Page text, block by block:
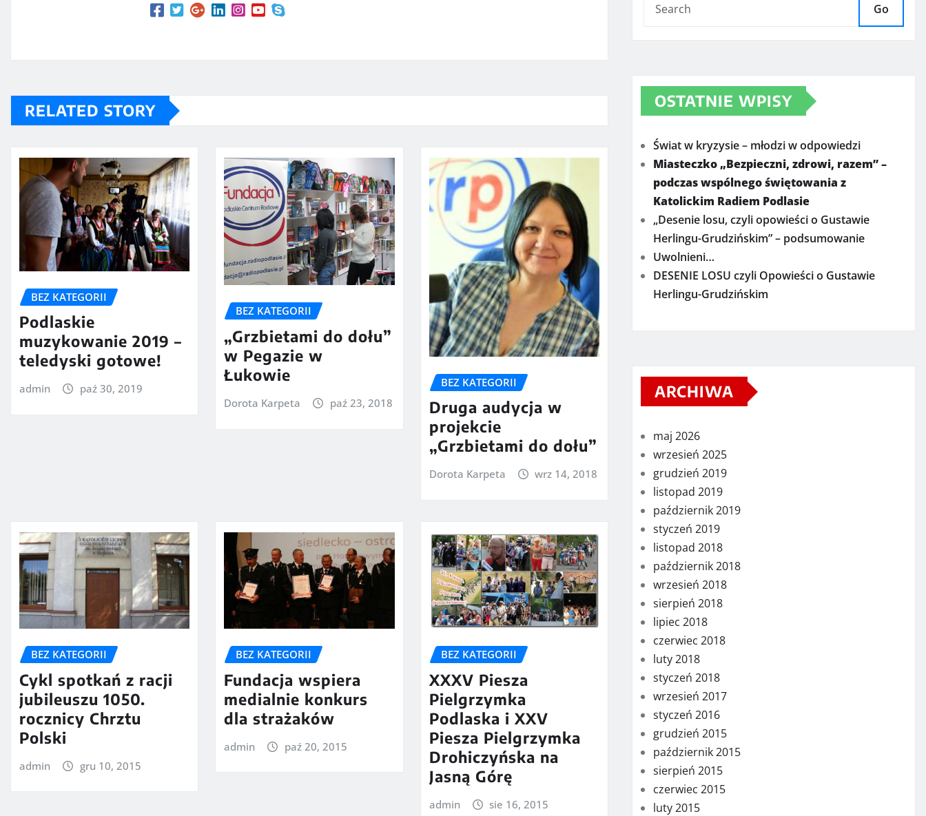
RELATED STORY
BEZ KATEGORII
Podlaskie
muzykowanie 2019 –
teledyski gotowe!
admin paź 30, 2019
BEZ KATEGORII
„Grzbietami do dołu”
w Pegazie w
Łukowie
Dorota Karpeta paź 23, 2018
BEZ KATEGORII
Druga audycja w
projekcie
„Grzbietami do dołu”
Dorota Karpeta wrz 14, 2018
BEZ KATEGORII
Cykl spotkań z racji
jubileuszu 1050.
rocznicy Chrztu
Polski
admin gru 10, 2015
BEZ KATEGORII
Fundacja wspiera
medialnie konkurs
dla strażaków
admin paź 20, 2015
BEZ KATEGORII
XXXV Piesza
Pielgrzymka
Podlaska i XXV
Piesza Pielgrzymka
Drohiczyńska na
Jasną Górę
admin sie 16, 2015
Go
OSTATNIE WPISY
Świat w kryzysie – młodzi w odpowiedzi
Miasteczko „Bezpieczni, zdrowi, razem” –
podczas wspólnego świętowania z
Katolickim Radiem Podlasie
„Desenie losu, czyli opowieści o Gustawie
Herlingu-Grudzińskim” – podsumowanie
Uwolnieni…
DESENIE LOSU czyli Opowieści o Gustawie
Herlingu-Grudzińskim
ARCHIWA
maj 2026
wrzesień 2025
grudzień 2019
listopad 2019
październik 2019
styczeń 2019
listopad 2018
październik 2018
wrzesień 2018
sierpień 2018
lipiec 2018
czerwiec 2018
luty 2018
styczeń 2018
wrzesień 2017
styczeń 2016
grudzień 2015
październik 2015
sierpień 2015
czerwiec 2015
luty 2015